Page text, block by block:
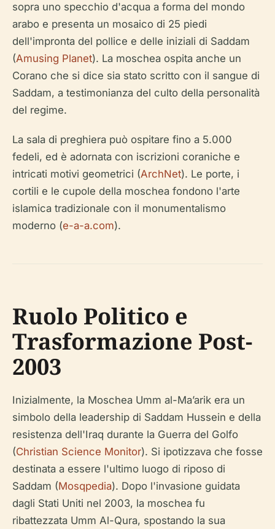
sopra uno specchio d'acqua a forma del mondo
arabo e presenta un mosaico di 25 piedi
dell'impronta del pollice e delle iniziali di Saddam
(Amusing Planet). La moschea ospita anche un
Corano che si dice sia stato scritto con il sangue di
Saddam, a testimonianza del culto della personalità
del regime.
La sala di preghiera può ospitare fino a 5.000
fedeli, ed è adornata con iscrizioni coraniche e
intricati motivi geometrici (ArchNet). Le porte, i
cortili e le cupole della moschea fondono l'arte
islamica tradizionale con il monumentalismo
moderno (e-a-a.com).
Ruolo Politico e
Trasformazione Post-
2003
Inizialmente, la Moschea Umm al-Ma’arik era un
simbolo della leadership di Saddam Hussein e della
resistenza dell'Iraq durante la Guerra del Golfo
(Christian Science Monitor). Si ipotizzava che fosse
destinata a essere l'ultimo luogo di riposo di
Saddam (Mosqpedia). Dopo l'invasione guidata
dagli Stati Uniti nel 2003, la moschea fu
ribattezzata Umm Al-Qura, spostando la sua